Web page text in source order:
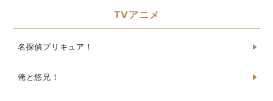
TVアニメ
名探偵プリキュア！
俺と悠兄！